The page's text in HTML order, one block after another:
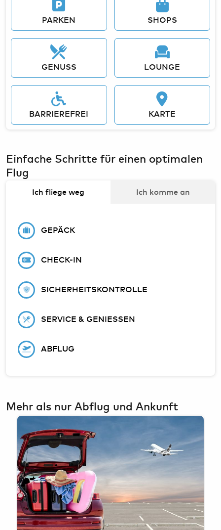
Airport-Lounges
Hamburg & Umland erleben
Konferenzräume & Eventflächen
PARKEN SHOPS
GENUSS LOUNGE
BARRIEREFREI KARTE
Einfache Schritte für einen optimalen
Flug
Ich fliege weg Ich komme an
GEPÄCK
CHECK-IN
SICHERHEITSKONTROLLE
SERVICE & GENIESSEN
ABFLUG
Mehr als nur Abflug und Ankunft